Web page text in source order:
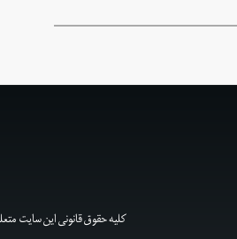
کلیه حقوق قانونی این سایت